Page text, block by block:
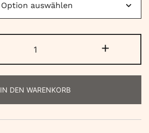
Armband
Wassermann
+
IN DEN WARENKORB